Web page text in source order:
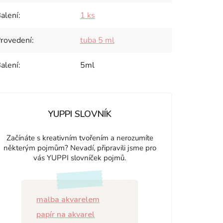
: 1 ks
: tuba 5 ml
: 5ml
YUPPI SLOVNÍK
Začínáte s kreativním tvořením a nerozumíte
některým pojmům? Nevadí, připravili jsme pro
vás YUPPI slovníček pojmů.
malba akvarelem
papír na akvarel